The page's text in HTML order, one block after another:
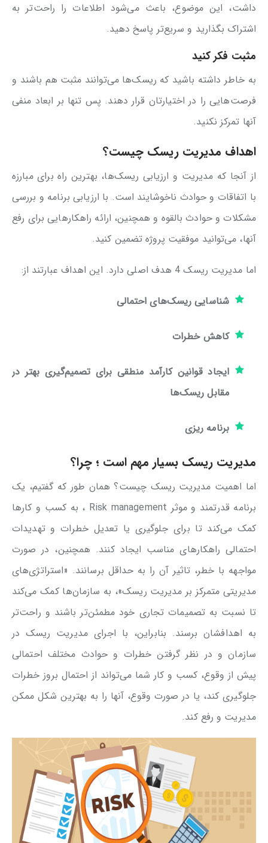
داشت، این موضوع، باعث می‌شود اطلاعات را راحت‌تر به
اشتراک بگذارید و سریع‌تر پاسخ دهید.
مثبت فکر کنید
به خاطر داشته باشید که ریسک‌ها می‌توانند مثبت هم باشند و
فرصت‌هایی را در اختیارتان قرار دهند. پس تنها بر ابعاد منفی
آنها تمرکز نکنید.
اهداف مدیریت ریسک چیست؟
از آنجا که مدیریت و ارزیابی ریسک‌ها، بهترین راه برای مبارزه
با اتفاقات و حوادث ناخوشایند است. با ارزیابی برنامه و بررسی
مشکلات و حوادث بالقوه و همچنین، ارائه راهکارهایی برای رفع
آنها، می‌توانید موفقیت پروژه تضمین کنید.
اما مدیریت ریسک 4 هدف اصلی دارد. این اهداف عبارتند از:
شناسایی ریسک‌های احتمالی
کاهش خطرات
ایجاد قوانین کارآمد منطقی برای تصمیم‌گیری بهتر در
مقابل ریسک‌ها
برنامه ریزی
مدیریت ریسک بسیار مهم است ؛ چرا؟
اما اهمیت مدیریت ریسک چیست؟ همان طور که گفتیم، یک
برنامه قدرتمند و موثر Risk management ، به کسب و کارها
کمک می‌کند تا برای جلوگیری یا تعدیل خطرات و تهدیدات
احتمالی راهکارهای مناسب ایجاد کنند. همچنین، در صورت
مواجهه با خطر، تاثیر آن را به حداقل برسانند. «استراتژی‌های
مدیریتی متمرکز بر مدیریت ریسک»، به سازمان‌ها کمک می‌کند
تا نسبت به تصمیمات تجاری خود مطمئن‌تر باشند و راحت‌تر
به اهدافشان برسند. بنابراین، با اجرای مدیریت ریسک در
سازمان و در نظر گرفتن خطرات و حوادث مختلف احتمالی
پیش از وقوع، کسب و کار شما می‌تواند از احتمال بروز خطرات
جلوگیری کند، یا در صورت وقوع، آنها را به بهترین شکل ممکن
مدیریت و رفع کند.